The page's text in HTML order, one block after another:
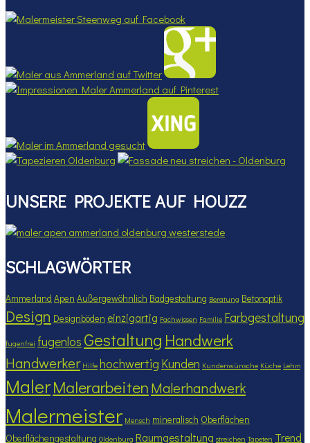
UNSERE PROJEKTE AUF HOUZZ
SCHLAGWÖRTER
Ammerland Apen Außergewöhnlich Badgestaltung Beratung Betonoptik
Design Designböden einzigartig Fachwissen Familie Farbgestaltung
fugenfrei fugenlos Gestaltung Handwerk
Handwerker Hilfe hochwertig Kunden Kundenwünsche Küche Lehm
MalerMalerarbeitenMalerhandwerk
Malermeister Mensch mineralisch Oberflächen
Oberflächengestaltung Oldenburg Raumgestaltung streichen Tapeten Trend